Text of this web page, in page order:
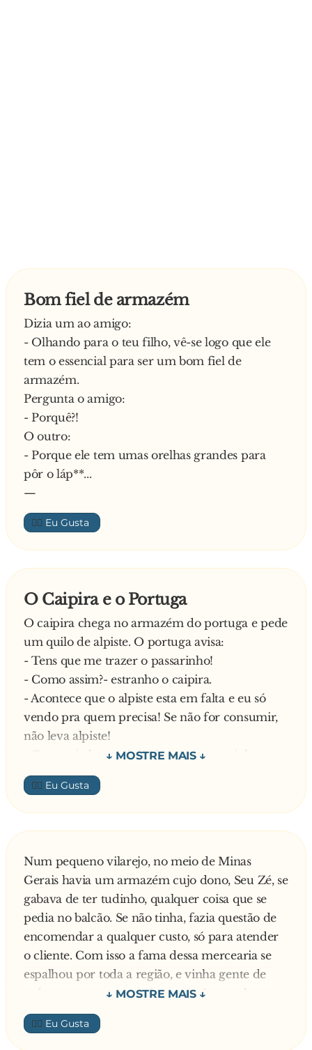
Bom fiel de armazém
Dizia um ao amigo:
- Olhando para o teu filho, vê-se logo que ele
tem o essencial para ser um bom fiel de
armazém.
Pergunta o amigo:
- Porquê?!
O outro:
- Porque ele tem umas orelhas grandes para
pôr o láp**...
—
👍🏼
O Caipira e o Portuga
O caipira chega no armazém do portuga e pede
um quilo de alpiste. O portuga avisa:
- Tens que me trazer o passarinho!
- Como assim?- estranho o caipira.
- Acontece que o alpiste esta em falta e eu só
vendo pra quem precisa! Se não for consumir,
não leva alpiste!
- Contrariado, o caipira busca o passarinho,
desconfiado que o portuga tá querendo tirar
uma da cara dele. Volta dias depois para
comprar milho.
- Tens que me mostrar as galinhas! - avisa o
- Mas isso é um absurdo! Nunca vi uma coisa
dessa! - esbraveja o caipira.
Mas o portuga é irredutível:
- Sem galhinha, não leva milho!
O caipira busca as galinhas e leva o milho!
Dias depois, volta puto da vida, trazendo duas
latas, que bota em cima do balcão. Chama o
português e pede pra ele enfiar as duas mãos
dentro das latas. O dono do armazém obedece.
E o caipira diz:
👍🏼
Num pequeno vilarejo, no meio de Minas
Gerais havia um armazém cujo dono, Seu Zé, se
gabava de ter tudinho, qualquer coisa que se
pedia no balcão. Se não tinha, fazia questão de
encomendar a qualquer custo, só para atender
o cliente. Com isso a fama dessa mercearia se
espalhou por toda a região, e vinha gente de
toda parte procurar coisas que não se achava
nem na capital Belzonte. Sabendo disso, um
carioca — daqueles bem folgados — estava de
👍🏼